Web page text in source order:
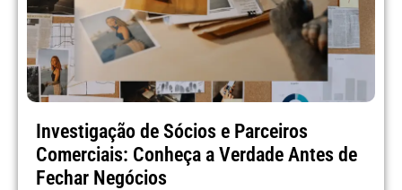
Investigação de Sócios e Parceiros
Comerciais: Conheça a Verdade Antes de
Fechar Negócios